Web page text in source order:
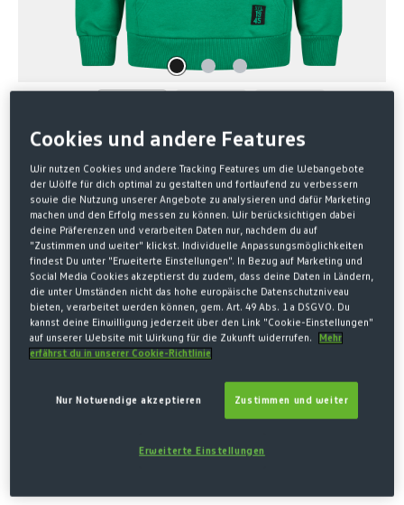
Home GRÜNE FÄHRTE
HOODIE ELSTERWEG
70,00 €*
* Preise inkl. MwSt. zzgl. Versandkosten
GRÖSSE AUSWÄHLEN
3XL
Cookies und andere Features
Wir nutzen Cookies und andere Tracking Features um die Webangebote
der Wölfe für dich optimal zu gestalten und fortlaufend zu verbessern
sowie die Nutzung unserer Angebote zu analysieren und dafür Marketing
machen und den Erfolg messen zu können. Wir berücksichtigen dabei
deine Präferenzen und verarbeiten Daten nur, nachdem du auf
"Zustimmen und weiter" klickst. Individuelle Anpassungsmöglichkeiten
findest Du unter "Erweiterte Einstellungen". In Bezug auf Marketing und
Social Media Cookies akzeptierst du zudem, dass deine Daten in Ländern,
die unter Umständen nicht das hohe europäische Datenschutzniveau
bieten, verarbeitet werden können, gem. Art. 49 Abs. 1 a DSGVO. Du
kannst deine Einwilligung jederzeit über den Link "Cookie-Einstellungen"
auf unserer Website mit Wirkung für die Zukunft widerrufen.
Mehr
erfährst du in unserer Cookie-Richtlinie
Nur Notwendige akzeptieren Zustimmen und weiter
Erweiterte Einstellungen